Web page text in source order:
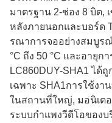
มาตรฐาน 2-ช่อง 8 บิต,
หลังภายนอกและบอร์ด
รณาการจออย่างสมบูร
°C ถึง 50 °C และอายุก
LC860DUY-SHA1 ได้
เฉพาะ SHA1การใช้งา
ในสถานที่ใหญ่, มอนิเต
ระบบกําแพงวีดีโอของ